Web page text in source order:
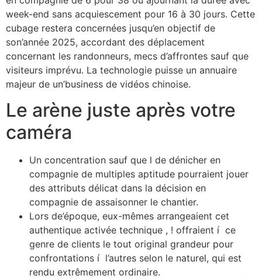
week-end sans acquiescement pour 16 à 30 jours. Cette
cubage restera concernées jusqu’en objectif de
son’année 2025, accordant des déplacement
concernant les randonneurs, mecs d’affrontes sauf que
visiteurs imprévu. La technologie puisse un annuaire
majeur de un’business de vidéos chinoise.
Le arène juste après votre
caméra
Un concentration sauf que l de dénicher en
compagnie de multiples aptitude pourraient jouer
des attributs délicat dans la décision en
compagnie de assaisonner le chantier.
Lors de’époque, eux-mêmes arrangeaient cet
authentique activée technique , ! offraient í ce
genre de clients le tout original grandeur pour
confrontations í l’autres selon le naturel, qui est
rendu extrêmement ordinaire.